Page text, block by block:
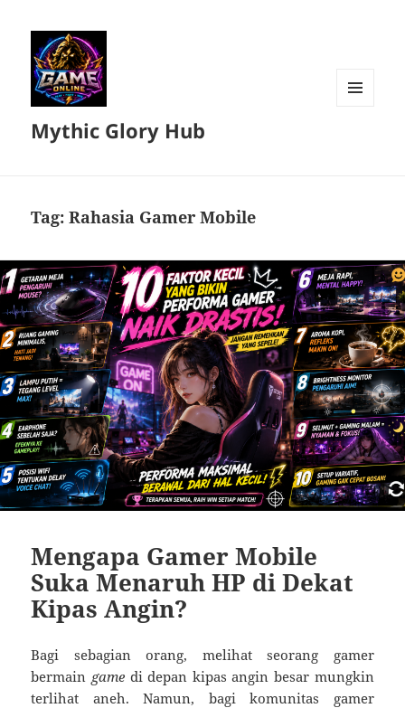
Mythic Glory Hub
Tag:Rahasia Gamer Mobile
Mengapa Gamer Mobile
Suka Menaruh HP di Dekat
Kipas Angin?
Bagi sebagian orang, melihat seorang gamer
bermain game di depan kipas angin besar mungkin
terlihat aneh. Namun, bagi komunitas gamer